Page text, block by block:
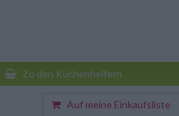
Zu den Küchenhelfern
Auf meine Einkaufsliste